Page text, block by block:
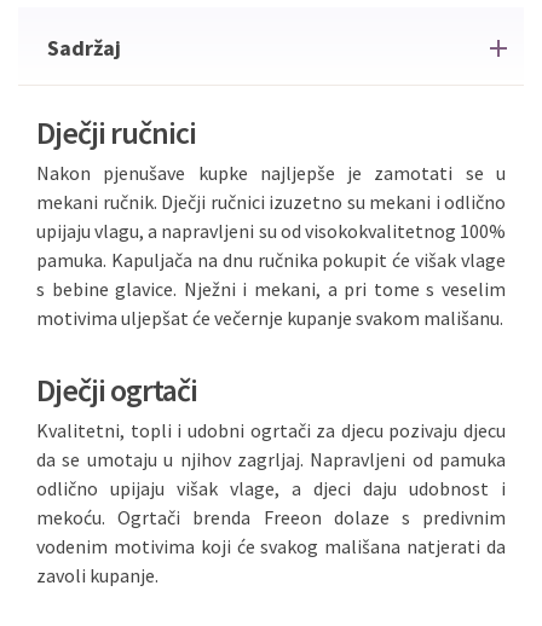
Sadržaj
Dječji ručnici
Nakon pjenušave kupke najljepše je zamotati se u
mekani ručnik. Dječji ručnici izuzetno su mekani i odlično
upijaju vlagu, a napravljeni su od visokokvalitetnog 100%
pamuka. Kapuljača na dnu ručnika pokupit će višak vlage
s bebine glavice. Nježni i mekani, a pri tome s veselim
motivima uljepšat će večernje kupanje svakom mališanu.
Dječji ogrtači
Kvalitetni, topli i udobni ogrtači za djecu pozivaju djecu
da se umotaju u njihov zagrljaj. Napravljeni od pamuka
odlično upijaju višak vlage, a djeci daju udobnost i
mekoću. Ogrtači brenda Freeon dolaze s predivnim
vodenim motivima koji će svakog mališana natjerati da
zavoli kupanje.